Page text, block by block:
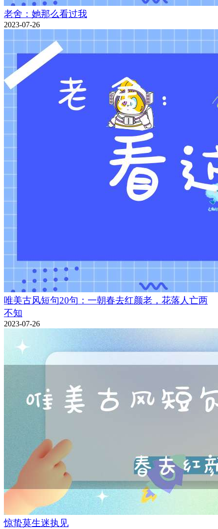
老舍：她那么看过我
2023-07-26
唯美古风短句20句：一朝春去红颜老，花落人亡两
不知
2023-07-26
惊蛰莫生迷执见